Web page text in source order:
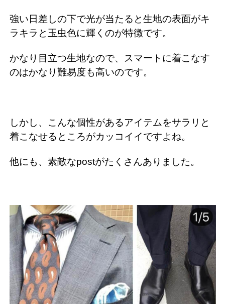
強い日差しの下で光が当たると生地の表面がキ
ラキラと玉虫色に輝くのが特徴です。
かなり目立つ生地なので、スマートに着こなす
のはかなり難易度も高いのです。
しかし、こんな個性があるアイテムをサラリと
着こなせるところがカッコイイですよね。
他にも、素敵なpostがたくさんありました。